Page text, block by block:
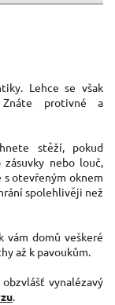
Lehce se však
protivné a
stěží, pokud
nebo louč,
s otevřeným oknem
spolehlivěji než
domů veškeré
až k pavoukům.
vynalézavý
.